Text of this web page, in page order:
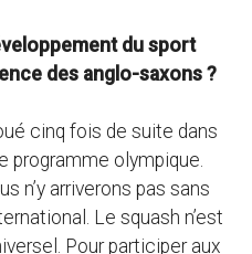
du sport
des anglo-saxons ?
cinq fois de suite dans
programme olympique.
n’y arriverons pas sans
Le squash n’est
Pour participer aux